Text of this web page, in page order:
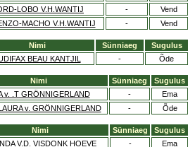
LOBO V.H.WANTIJ -
Vend
MACHO V.H.WANTIJ - Vend
Nimi Sünniaeg
Sugulus
BEAU KANTJIL - Õde
Nimi Sünniaeg
Sugulus
v. .T GRÖNNIGERLAND -
Ema
v. GRÖNNIGERLAND - Õde
Nimi Sünniaeg
Sugulus
V.D. VISDONK HOEVE -
Ema